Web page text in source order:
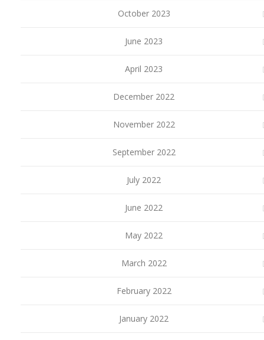
October 2023
June 2023
April 2023
December 2022
November 2022
September 2022
July 2022
June 2022
May 2022
March 2022
February 2022
January 2022